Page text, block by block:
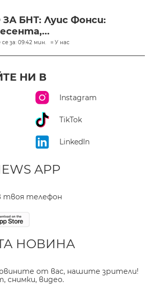
БНТ: Луис Фонси:
за: 09:42 мин. У нас
НИ В
Instagram
TikTok
LinkedIn
APP
твоя телефон
НОВИНА
от вас, нашите зрители!
видео.